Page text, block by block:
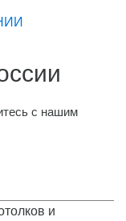
с нашим
и